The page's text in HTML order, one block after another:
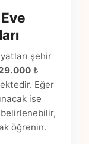
şehir
₺
Eğer
ise
öğrenin.